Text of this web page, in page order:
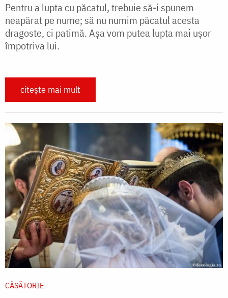
Pentru a lupta cu păcatul, trebuie să-i spunem
neapărat pe nume; să nu numim păcatul acesta
dragoste, ci patimă. Așa vom putea lupta mai ușor
împotriva lui.
citește mai mult
CĂSĂTORIE